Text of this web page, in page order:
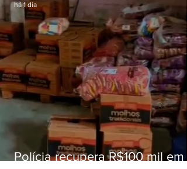
Polícia recupera R$100 mil em
há 1 dia